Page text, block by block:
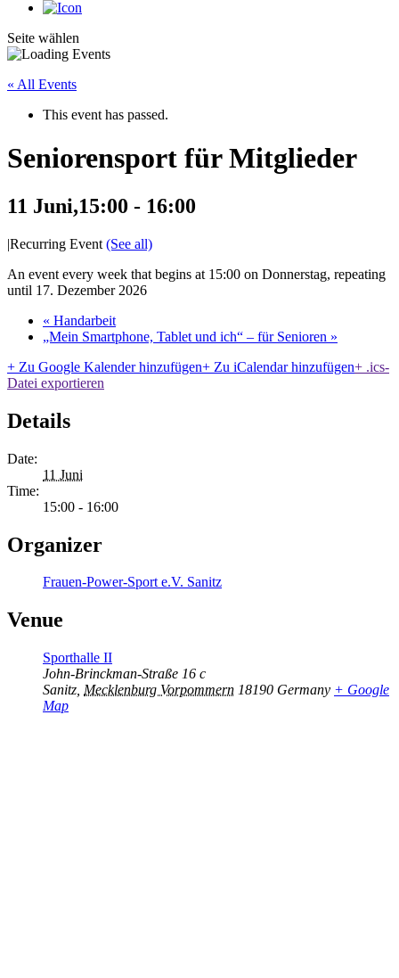
Seite wählen
« All Events
This event has passed.
Seniorensport für Mitglieder
11 Juni,15:00 - 16:00
|Recurring Event (See all)
An event every week that begins at 15:00 on Donnerstag, repeating
until 17. Dezember 2026
« Handarbeit
„Mein Smartphone, Tablet und ich“ – für Senioren »
+ Zu Google Kalender hinzufügen+ Zu iCalendar hinzufügen+ .ics-
Datei exportieren
Details
Date:
11 Juni
Time:
15:00 - 16:00
Organizer
Frauen-Power-Sport e.V. Sanitz
Venue
Sporthalle II
John-Brinckman-Straße 16 c
Sanitz Mecklenburg Vorpommern 18190 Germany + Google
Map